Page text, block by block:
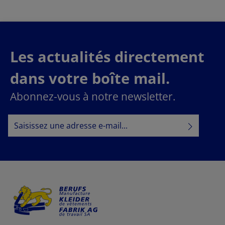
Les actualités directement
dans votre boîte mail.
Abonnez-vous à notre newsletter.
Adresse e-mail*
En sélectionnant Continuer, vous confirmez que vous